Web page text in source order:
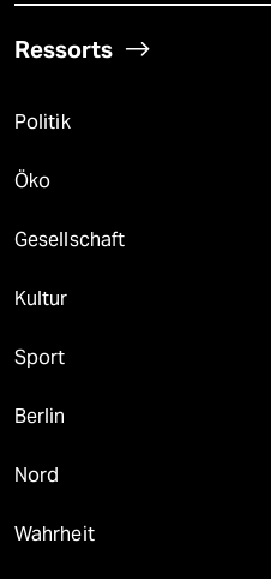
Ressorts
Politik
Öko
Gesellschaft
Kultur
Sport
Berlin
Nord
Wahrheit